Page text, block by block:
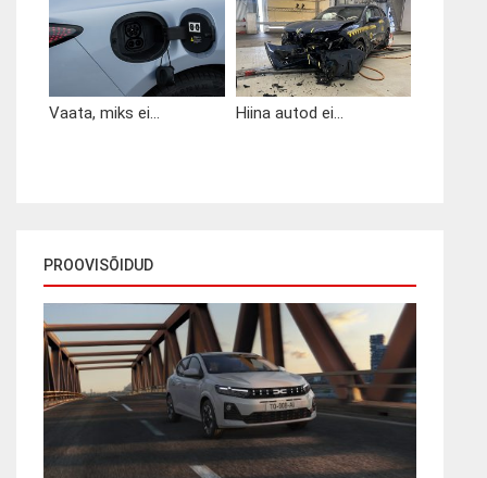
Vaata, miks ei... Hiina autod ei...
PROOVISÕIDUD